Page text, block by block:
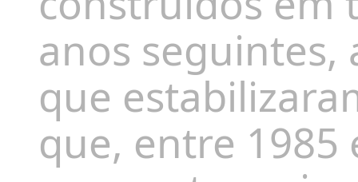
anos seguintes,
que
que, entre 1985